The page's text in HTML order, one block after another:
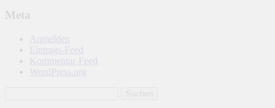
Meta
Anmelden
Eintrags-Feed
Kommentar-Feed
WordPress.org